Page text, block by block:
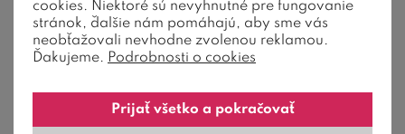
radi tvrdý matrac. Matrac je ...
od 377,00€
cookies. Niektoré sú nevyhnutné pre fungovanie
stránok, ďalšie nám pomáhajú, aby sme vás
neobťažovali nevhodne zvolenou reklamou.
Ďakujeme. Podrobnosti o cookies
Prijať všetko a pokračovať